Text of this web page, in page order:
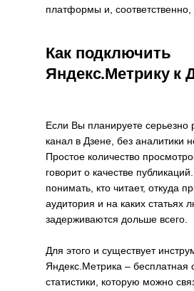
платформы и, соответственно,
Как подключить
Яндекс.Метрику к
Если Вы планируете серьезно
канал в Дзене, без аналитики
Простое количество
говорит о качестве
понимать, кто читает, откуда
аудитория и на каких статьях
задерживаются дольше всего.
Для этого и существует
Яндекс.Метрика – бесплатная
статистики, которую можно